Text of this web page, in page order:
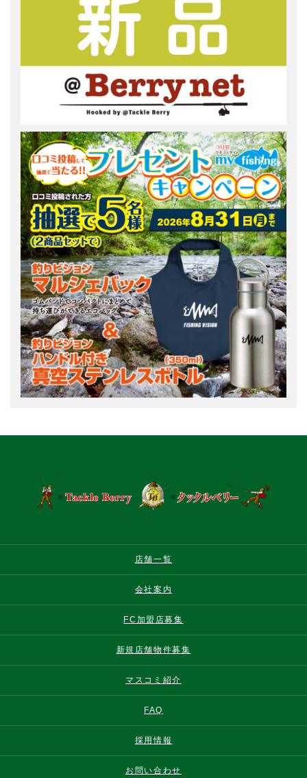
店舗一覧
会社案内
FC加盟店募集
新規店舗物件募集
マスコミ紹介
FAQ
採用情報
お問い合わせ